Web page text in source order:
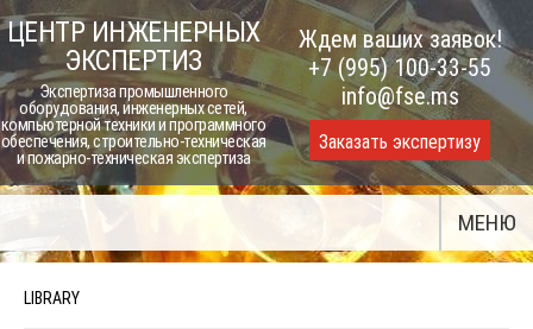
Skip
to
content
ЦЕНТР ИНЖЕНЕРНЫХ
ЭКСПЕРТИЗ
Экспертиза промышленного
оборудования, инженерных сетей,
компьютерной техники и программного
обеспечения, строительно-техническая
и пожарно-техническая экспертиза
Ждем ваших заявок!
+7 (995) 100-33-55
info@fse.ms
Заказать экспертизу
МЕНЮ
LIBRARY